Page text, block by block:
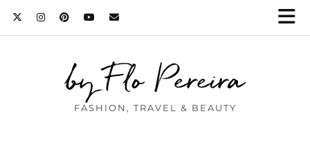
by Flo Pereira
FASHION, TRAVEL & BEAUTY